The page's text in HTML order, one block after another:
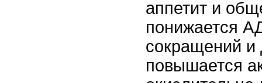
аппетит и
понижается
сокращений и
повышается